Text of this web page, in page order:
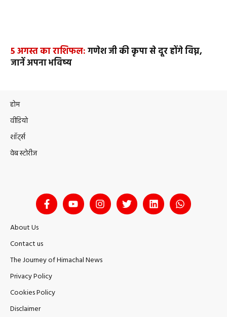
5 अगस्त का राशिफल:गणेश जी की कृपा से दूर होंगे विघ्न,
जानें अपना भविष्य
होम
वीडियो
शॉर्ट्स
वेब स्टोरीज
About Us
Contact us
The Journey of Himachal News
Privacy Policy
Cookies Policy
Disclaimer